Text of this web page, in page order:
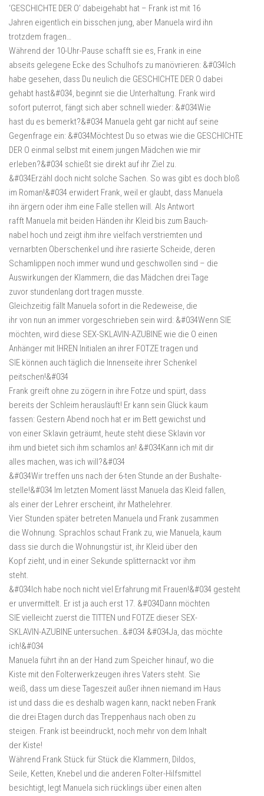
‘GESCHICHTE DER O’ dabeigehabt hat – Frank ist mit 16
Jahren eigentlich ein bisschen jung, aber Manuela wird ihn
trotzdem fragen…
Während der 10-Uhr-Pause schafft sie es, Frank in eine
abseits gelegene Ecke des Schulhofs zu manövrieren: &#034Ich
habe gesehen, dass Du neulich die GESCHICHTE DER O dabei
gehabt hast&#034, beginnt sie die Unterhaltung. Frank wird
sofort puterrot, fängt sich aber schnell wieder: &#034Wie
hast du es bemerkt?&#034 Manuela geht gar nicht auf seine
Gegenfrage ein: &#034Möchtest Du so etwas wie die GESCHICHTE
DER O einmal selbst mit einem jungen Mädchen wie mir
erleben?&#034 schießt sie direkt auf ihr Ziel zu.
&#034Erzähl doch nicht solche Sachen. So was gibt es doch bloß
im Roman!&#034 erwidert Frank, weil er glaubt, dass Manuela
ihn ärgern oder ihm eine Falle stellen will. Als Antwort
rafft Manuela mit beiden Händen ihr Kleid bis zum Bauch-
nabel hoch und zeigt ihm ihre vielfach verstriemten und
vernarbten Oberschenkel und ihre rasierte Scheide, deren
Schamlippen noch immer wund und geschwollen sind – die
Auswirkungen der Klammern, die das Mädchen drei Tage
zuvor stundenlang dort tragen musste.
Gleichzeitig fällt Manuela sofort in die Redeweise, die
ihr von nun an immer vorgeschrieben sein wird: &#034Wenn SIE
möchten, wird diese SEX-SKLAVIN-AZUBINE wie die O einen
Anhänger mit IHREN Initialen an ihrer FOTZE tragen und
SIE können auch täglich die Innenseite ihrer Schenkel
peitschen!&#034
Frank greift ohne zu zögern in ihre Fotze und spürt, dass
bereits der Schleim herausläuft! Er kann sein Glück kaum
fassen: Gestern Abend noch hat er im Bett gewichst und
von einer Sklavin geträumt, heute steht diese Sklavin vor
ihm und bietet sich ihm schamlos an! &#034Kann ich mit dir
alles machen, was ich will?&#034
&#034Wir treffen uns nach der 6-ten Stunde an der Bushalte-
stelle!&#034 Im letzten Moment lässt Manuela das Kleid fallen,
als einer der Lehrer erscheint, ihr Mathelehrer.
Vier Stunden später betreten Manuela und Frank zusammen
die Wohnung. Sprachlos schaut Frank zu, wie Manuela, kaum
dass sie durch die Wohnungstür ist, ihr Kleid über den
Kopf zieht, und in einer Sekunde splitternackt vor ihm
steht.
&#034Ich habe noch nicht viel Erfahrung mit Frauen!&#034 gesteht
er unvermittelt. Er ist ja auch erst 17. &#034Dann möchten
SIE vielleicht zuerst die TITTEN und FOTZE dieser SEX-
SKLAVIN-AZUBINE untersuchen…&#034 &#034Ja, das möchte
ich!&#034
Manuela führt ihn an der Hand zum Speicher hinauf, wo die
Kiste mit den Folterwerkzeugen ihres Vaters steht. Sie
weiß, dass um diese Tageszeit außer ihnen niemand im Haus
ist und dass die es deshalb wagen kann, nackt neben Frank
die drei Etagen durch das Treppenhaus nach oben zu
steigen. Frank ist beeindruckt, noch mehr von dem Inhalt
der Kiste!
Während Frank Stück für Stück die Klammern, Dildos,
Seile, Ketten, Knebel und die anderen Folter-Hilfsmittel
besichtigt, legt Manuela sich rücklings über einen alten